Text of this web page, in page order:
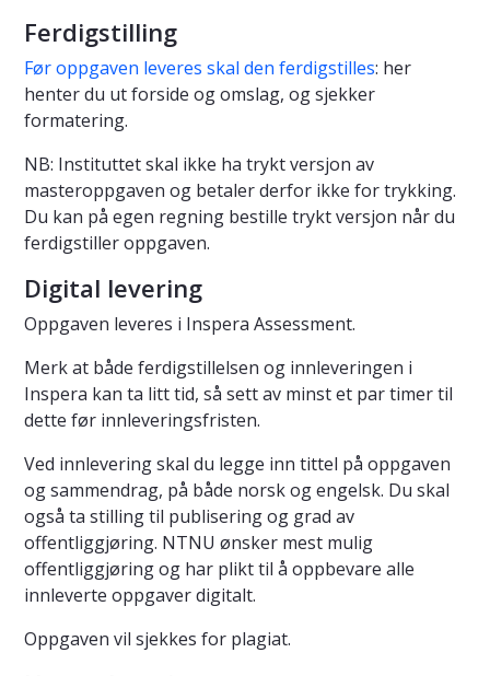
Ferdigstilling
Før oppgaven leveres skal den ferdigstilles: her
henter du ut forside og omslag, og sjekker
formatering.
NB: Instituttet skal ikke ha trykt versjon av
masteroppgaven og betaler derfor ikke for trykking.
Du kan på egen regning bestille trykt versjon når du
ferdigstiller oppgaven.
Digital levering
Oppgaven leveres i Inspera Assessment.
Merk at både ferdigstillelsen og innleveringen i
Inspera kan ta litt tid, så sett av minst et par timer til
dette før innleveringsfristen.
Ved innlevering skal du legge inn tittel på oppgaven
og sammendrag, på både norsk og engelsk. Du skal
også ta stilling til publisering og grad av
offentliggjøring. NTNU ønsker mest mulig
offentliggjøring og har plikt til å oppbevare alle
innleverte oppgaver digitalt.
Oppgaven vil sjekkes for plagiat.